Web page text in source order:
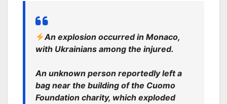
An explosion occurred in Monaco,
with Ukrainians among the injured.
An unknown person reportedly left a
bag near the building of the Cuomo
Foundation charity, which exploded